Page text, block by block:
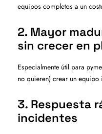
equipos completos a un
2. Mayor
sin crecer en
Especialmente útil para
no quieren) crear un equipo
3. Respuesta
incidentes